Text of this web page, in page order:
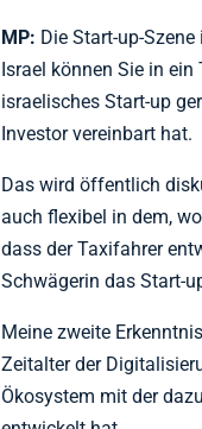
MP: Die Start-up-
Israel können Sie in
israelisches Start-up
Investor vereinbart hat.
Das wird öffentlich
auch flexibel in dem,
dass der Taxifahrer
Schwägerin das Start-
Meine zweite
Zeitalter der
Ökosystem mit der